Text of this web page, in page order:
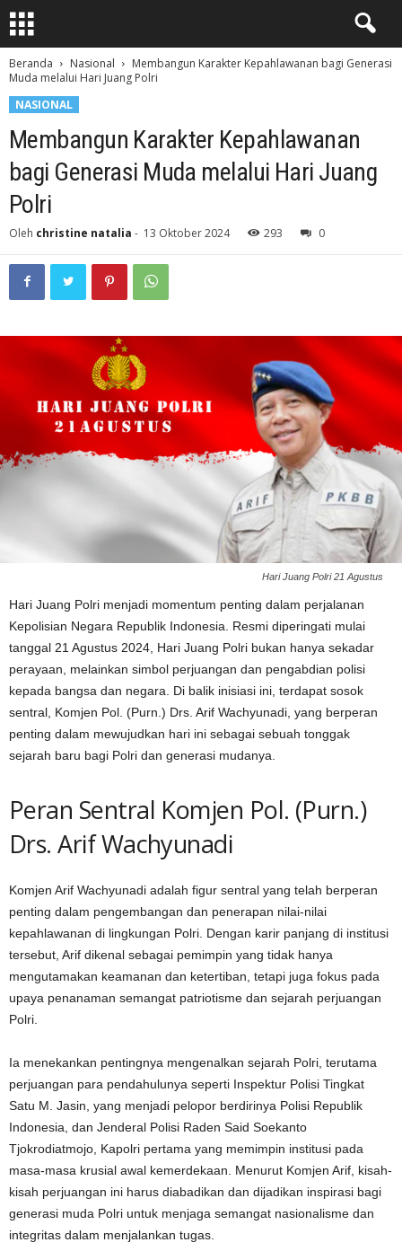
Beranda Nasional
Membangun Karakter Kepahlawanan bagi Generasi
Muda melalui Hari Juang Polri
NASIONAL
Membangun Karakter Kepahlawanan
bagi Generasi Muda melalui Hari Juang
Polri
Oleh christine natalia - 13 Oktober 2024 293 0
Hari Juang Polri 21 Agustus
Hari Juang Polri menjadi momentum penting dalam perjalanan
Kepolisian Negara Republik Indonesia. Resmi diperingati mulai
tanggal 21 Agustus 2024, Hari Juang Polri bukan hanya sekadar
perayaan, melainkan simbol perjuangan dan pengabdian polisi
kepada bangsa dan negara. Di balik inisiasi ini, terdapat sosok
sentral, Komjen Pol. (Purn.) Drs. Arif Wachyunadi, yang berperan
penting dalam mewujudkan hari ini sebagai sebuah tonggak
sejarah baru bagi Polri dan generasi mudanya.
Peran Sentral Komjen Pol. (Purn.)
Drs. Arif Wachyunadi
Komjen Arif Wachyunadi adalah figur sentral yang telah berperan
penting dalam pengembangan dan penerapan nilai-nilai
kepahlawanan di lingkungan Polri. Dengan karir panjang di institusi
tersebut, Arif dikenal sebagai pemimpin yang tidak hanya
mengutamakan keamanan dan ketertiban, tetapi juga fokus pada
upaya penanaman semangat patriotisme dan sejarah perjuangan
Polri.
Ia menekankan pentingnya mengenalkan sejarah Polri, terutama
perjuangan para pendahulunya seperti Inspektur Polisi Tingkat
Satu M. Jasin, yang menjadi pelopor berdirinya Polisi Republik
Indonesia, dan Jenderal Polisi Raden Said Soekanto
Tjokrodiatmojo, Kapolri pertama yang memimpin institusi pada
masa-masa krusial awal kemerdekaan. Menurut Komjen Arif, kisah-
kisah perjuangan ini harus diabadikan dan dijadikan inspirasi bagi
generasi muda Polri untuk menjaga semangat nasionalisme dan
integritas dalam menjalankan tugas.